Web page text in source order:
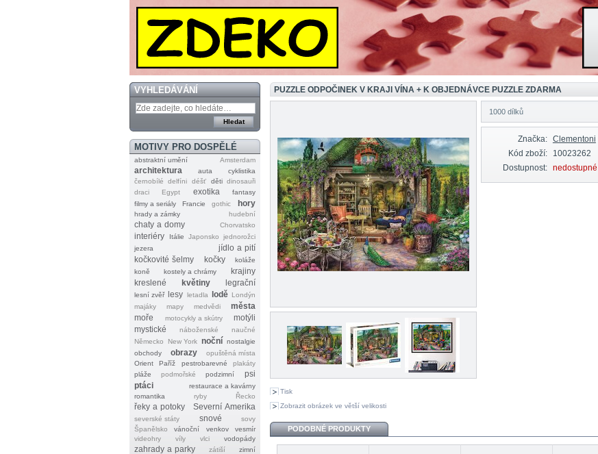
VYHLEDÁVÁNÍ
MOTIVY PRO DOSPĚLÉ
abstraktní umění Amsterdam
architektura auta
cyklistika
černobílé
delfíni déšť děti dinosauři
draci
Egypt exotika
fantasy
filmy a seriály
Francie gothic hory
hrady a zámky hudební
chaty a domy Chorvatsko
interiéry Itálie Japonsko
jednorožci
jezera
jídlo a pití
kočkovité šelmy
kočky
koláže
koně
kostely a chrámy
krajiny
kreslené
květiny legrační
lesní zvěř lesy letadla lodě Londýn
majáky
mapy medvědi
města
moře
motocykly a skútry
motýli
mystické
náboženské
naučné
Německo
New York noční nostalgie
obchody
obrazy
opuštěná místa
Orient
Paříž pestrobarevné
plakáty
pláže
podmořské podzimní
psi
ptáci
restaurace a kavárny
romantika
ryby Řecko
řeky a potoky Severní Amerika
severské státy snové
sovy
Španělsko
vánoční venkov
vesmír
videohry
víly vlci vodopády
zahrady a parky zátiší
zimní
PUZZLE ODPOČINEK V KRAJI VÍNA + K OBJEDNÁVCE PUZZLE ZDARMA
Tisk
Zobrazit obrázek ve větší velikosti
1000 dílků
Značka:
Clementoni
Kód zboží:
10023262
Dostupnost:
nedostupné
PODOBNÉ PRODUKTY